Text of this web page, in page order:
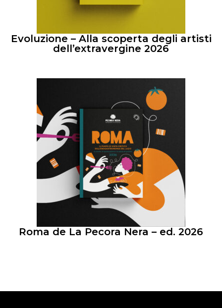
Evoluzione – Alla scoperta degli artisti
dell’extravergine 2026
Roma de La Pecora Nera – ed. 2026